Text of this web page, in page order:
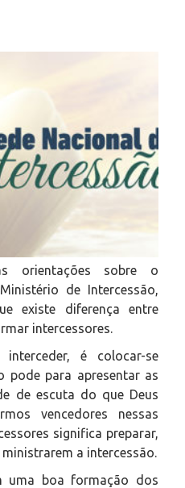
orientações sobre o
de Intercessão,
existe diferença entre
intercessores.
é colocar-se
pode para apresentar as
de escuta do que Deus
vencedores nessas
significa preparar,
a intercessão.
uma boa formação dos